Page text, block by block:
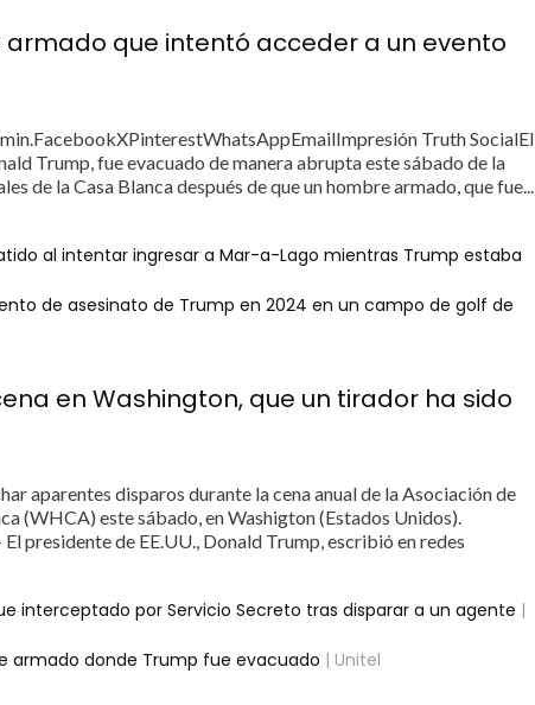
que intentó acceder a un evento
Truth SocialEl
Trump, fue evacuado de manera abrupta este sábado de la
de la Casa Blanca después de que un hombre armado, que fue...
al intentar ingresar a Mar-a-Lago mientras Trump estaba
de asesinato de Trump en 2024 en un campo de golf de
en Washington, que un tirador ha sido
aparentes disparos durante la cena anual de la Asociación de
(WHCA) este sábado, en Washigton (Estados Unidos).
presidente de EE.UU., Donald Trump, escribió en redes
interceptado por Servicio Secreto tras disparar a un agente |
armado donde Trump fue evacuado | Unitel